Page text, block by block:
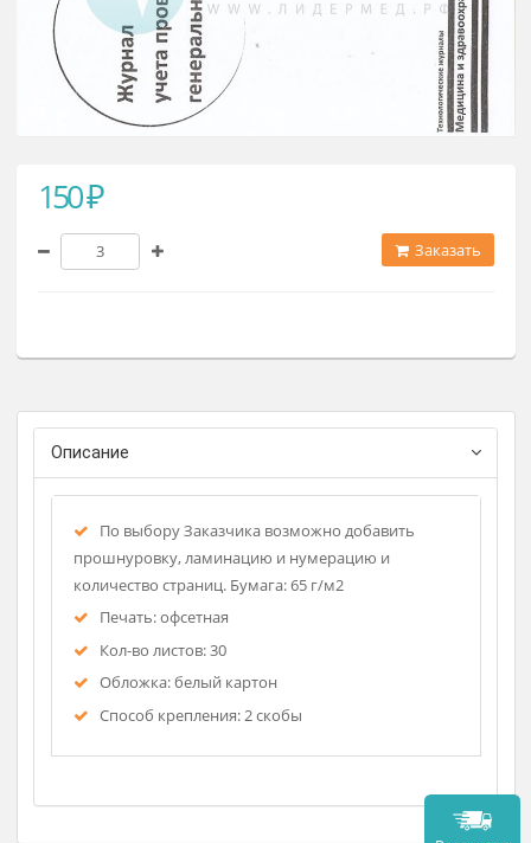
Описание
По выбору Заказчика возможно добавить
количество страниц. Бумага: 65 г/м2
Кол-во листов: 30